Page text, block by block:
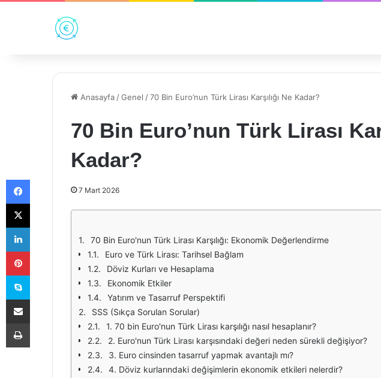
Anasayfa /Genel /70 Bin Euro’nun Türk Lirası Karşılığı Ne Kadar?
70 Bin Euro’nun Türk Lirası
Kadar?
7 Mart 2026
70 Bin Euro'nun Türk Lirası Karşılığı: Ekonomik Değerlendirme
Euro ve Türk Lirası: Tarihsel Bağlam
Döviz Kurları ve Hesaplama
Ekonomik Etkiler
Yatırım ve Tasarruf Perspektifi
SSS (Sıkça Sorulan Sorular)
1. 70 bin Euro'nun Türk Lirası karşılığı nasıl hesaplanır?
2. Euro'nun Türk Lirası karşısındaki değeri neden sürekli değişiyor?
3. Euro cinsinden tasarruf yapmak avantajlı mı?
4. Döviz kurlarındaki değişimlerin ekonomik etkileri nelerdir?
Facebook
X
LinkedIn
Pinterest
Skype
E-Posta ile paylaş